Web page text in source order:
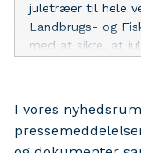
juletræer til hele
Landbrugs- og
med at sikre, at
I vores